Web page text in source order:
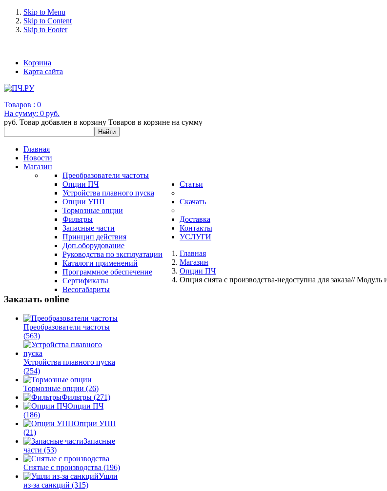
Skip to Menu
Skip to Content
Skip to Footer
Корзина
Карта сайта
Товаров : 0
На сумму: 0 руб.
руб. Товар добавлен в корзину Товаров в корзине на сумму
Главная
Новости
Магазин
Преобразователи частоты
Опции ПЧ
Устройства плавного пуска
Опции УПП
Тормозные опции
Фильтры
Запасные части
Статьи
Принцип действия
Доп.оборудование
Скачать
Руководства по эксплуатации
Каталоги применений
Программное обеспечение
Сертификаты
Весогабариты
Доставка
Контакты
УСЛУГИ
Главная
Магазин
Опции ПЧ
Опция снята с производства-недоступна для заказа//
Заказать online
Преобразователи частоты
(563)
Устройства плавного пуска
(254)
Тормозные опции (26)
Фильтры (271)
Опции ПЧ
(186)
Опции УПП
(21)
Запасные
части (53)
Снятые с производства (196)
Ушли
из-за санкций (315)